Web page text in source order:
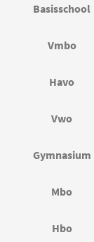
Basisschool
Vmbo
Havo
Vwo
Gymnasium
Mbo
Hbo